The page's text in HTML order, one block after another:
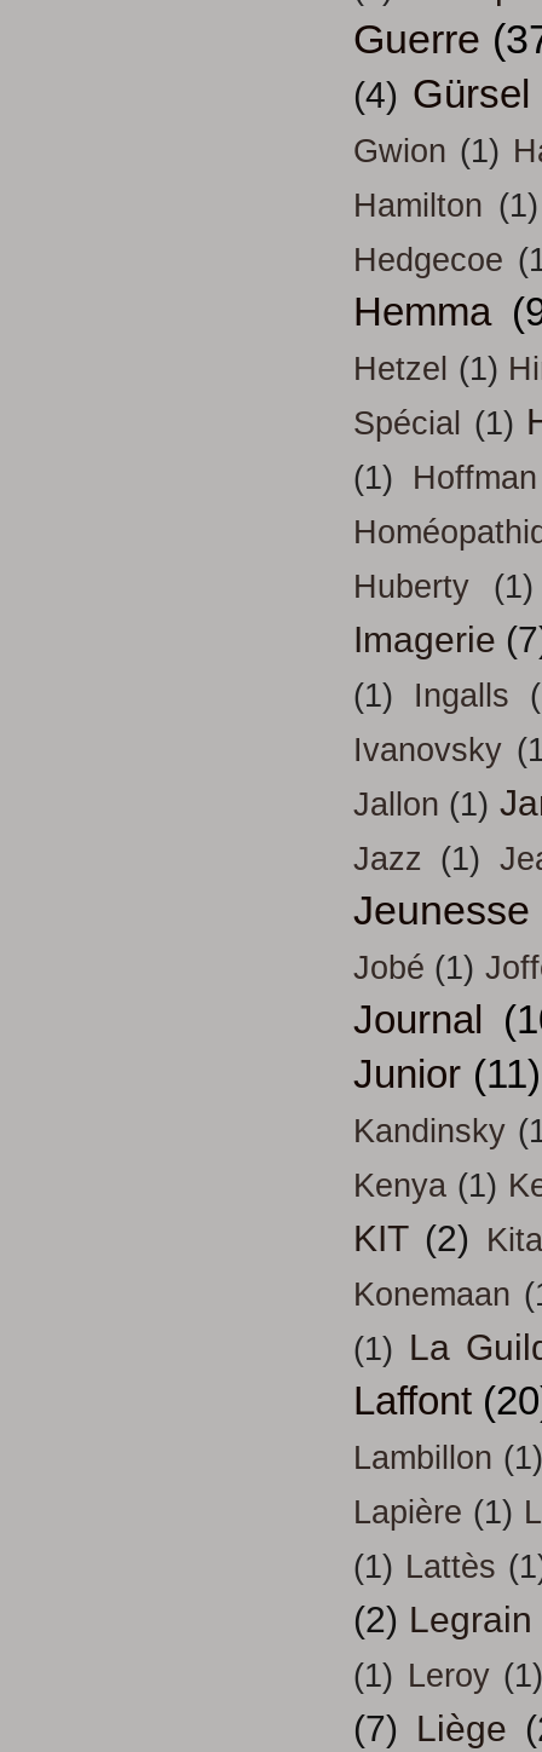
Guerre
(4) Gürsel
Gwion (1)
Hamilton (1)
Hedgecoe
Hemma
Hetzel (1)
Spécial (1)
(1)
Hoffman
Huberty
(1)
Imagerie
(1) Ingalls
Ivanovsky
Jallon (1)
Jazz (1)
Jeunesse
Jobé (1)
Journal
Junior (11)
Kandinsky
Kenya (1)
KIT (2)
Konemaan
(1) La
Laffont
Lambillon (1)
Lapière (1)
(1) Lattès
(2) Legrain
(1) Leroy
(7) Liège